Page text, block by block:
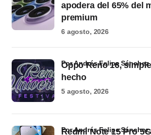
apodera del 65% del
premium
6 agosto, 2026
Oppo Reno 16,
hecho
por Andrés Felipe Sánchez
5 agosto, 2026
Redmi Note 15 Pro
por Andrés Felipe Sánchez